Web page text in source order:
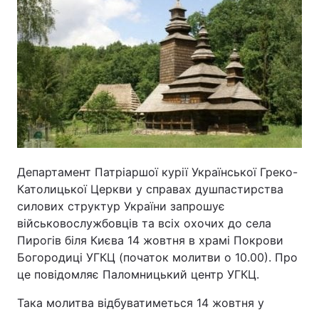
Департамент Патріаршої курії Української Греко-
Католицької Церкви у справах душпастирства
силових структур України запрошує
військовослужбовців та всіх охочих до села
Пирогів біля Києва 14 жовтня в храмі Покрови
Богородиці УГКЦ (початок молитви о 10.00). Про
це повідомляє Паломницький центр УГКЦ.
Така молитва відбуватиметься 14 жовтня у